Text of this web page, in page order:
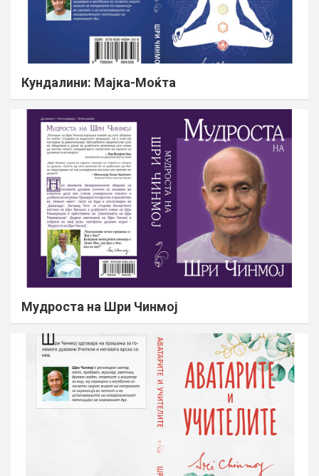
Кундалини: Мајка-Моќта
Мудроста на Шри Чинмој